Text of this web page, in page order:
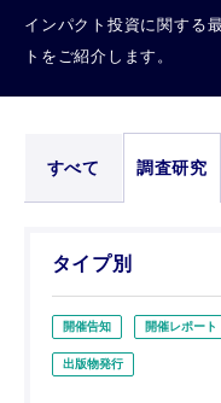
インパクト投資に関する
トをご紹介します。
すべて 調査研究
タイプ別
開催告知 開催レポート
出版物発行